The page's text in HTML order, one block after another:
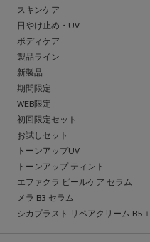
スキンケア
日やけ止め・UV
ボディケア
製品ライン
新製品
期間限定
WEB限定
初回限定セット
お試しセット
トーンアップUV
トーンアップ ティント
エファクラ ピールケア セラム
メラ B3 セラム
シカプラスト リペアクリーム B5＋